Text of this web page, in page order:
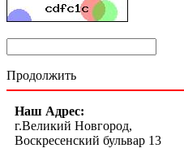
Продолжить
Наш Адрес:
г.Великий Новгород,
Воскресенский бульвар 13